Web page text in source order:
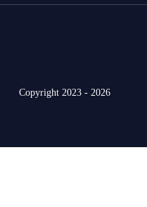
Copyright 2023 - 2026